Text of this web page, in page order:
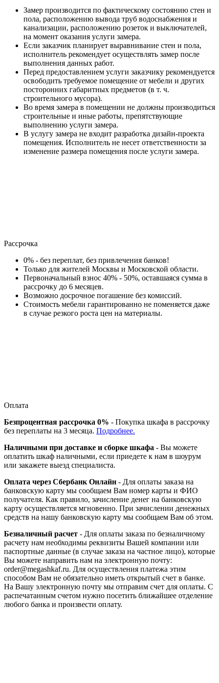
Замер производится по фактическому состоянию стен и
пола, расположению вывода труб водоснабжения и
канализации, расположению розеток и выключателей,
на момент оказания услуги замера.
Если заказчик планирует выравнивание стен и пола,
исполнитель рекомендует осуществлять замер после
выполнения данных работ.
Перед предоставлением услуги заказчику рекомендуется
освободить требуемое помещение от мебели и других
посторонних габаритных предметов (в т. ч.
строительного мусора).
Во время замера в помещении не должны производиться
строительные и иные работы, препятствующие
выполнению услуги замера.
В услугу замера не входит разработка дизайн-проекта
помещения. Исполнитель не несет ответственности за
изменение размера помещения после услуги замера.
Рассрочка
0% - без переплат, без привлечения банков!
Только для жителей Москвы и Московской области.
Первоначальный взнос 40% - 50%, оставшаяся сумма в
рассрочку до 6 месяцев.
Возможно досрочное погашение без комиссий.
Стоимость мебели гарантированно не поменяется даже
в случае резкого роста цен на материалы.
Оплата
Безпроцентная рассрочка 0% - Покупка шкафа в рассрочку
без переплаты на 3 месяца. Подробнее.
Наличными при доставке и сборке шкафа - Вы можете
оплатить шкаф наличными, если приедете к нам в шоурум
или закажете выезд специалиста.
Оплата через Сбербанк Онлайн - Для оплаты заказа на
банковскую карту мы сообщаем Вам номер карты и ФИО
получателя. Как правило, зачисление денег на банковскую
карту осуществляется мгновенно. При зачислении денежных
средств на нашу банковскую карту мы сообщаем Вам об этом.
Безналичный расчет - Для оплаты заказа по безналичному
расчету нам необходимы реквизиты Вашей компании или
паспортные данные (в случае заказа на частное лицо), которые
Вы можете направить нам на электронную почту:
order@megashkaf.ru. Для осуществления платежа этим
способом Вам не обязательно иметь открытый счет в банке.
На Вашу электронную почту мы отправим счет для оплаты. С
распечатанным счетом нужно посетить ближайшее отделение
любого банка и произвести оплату.